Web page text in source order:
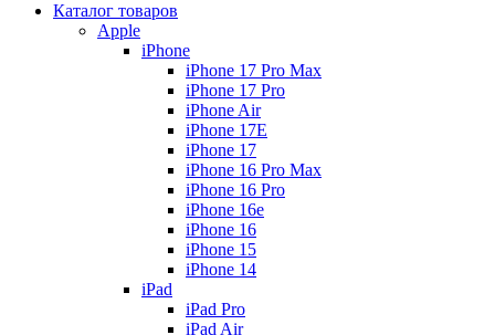
Каталог товаров
Apple
iPhone
iPhone 17 Pro Max
iPhone 17 Pro
iPhone Air
iPhone 17E
iPhone 17
iPhone 16 Pro Max
iPhone 16 Pro
iPhone 16e
iPhone 16
iPhone 15
iPhone 14
iPad
iPad Pro
iPad Air